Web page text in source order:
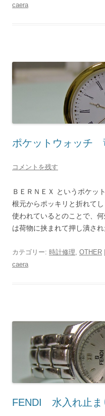
caera
ポケットウォッチ
コメントを残す
ＢＥＲＮＥＸ というポケッ
根元からポッキリと折れて
使われているとのことで、
は荷物に挟まれて押し潰さ
カテゴリー: 時計修理, OTHER
caera
FENDI 水入れ止ま